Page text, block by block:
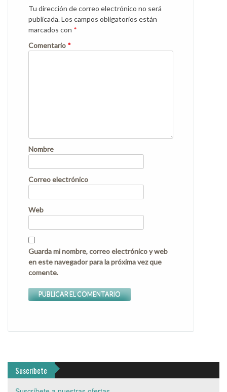
Tu dirección de correo electrónico no será
publicada.Los campos obligatorios están
marcados con *
Comentario *
Nombre
Correo electrónico
Web
Guarda mi nombre, correo electrónico y web
en este navegador para la próxima vez que
comente.
Suscríbete